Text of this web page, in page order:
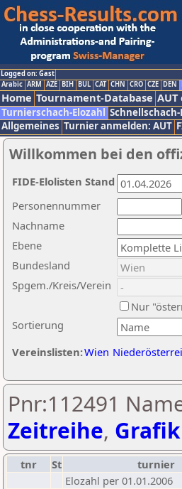
Logged on: Gast
Arabic ARM AZE BIH BUL CAT CHN CRO CZE DEN
Home Tournament-Database
Turnierschach-Elozahl Schnellschach-
Allgemeines Turnier anmelden: AUT
Willkommen bei den
Nachname
Ebene
Sortierung
Personennummer
Bundesland
Spgem./Kreis/Verein
Nur
Vereinslisten:Wien
FIDE-Elolisten Stand
Pnr:112491
Zeitreihe,
tnr St turnier
Elozahl per 01.01.2006